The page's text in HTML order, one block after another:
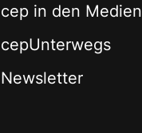
cep in den Medien
cepUnterwegs
Newsletter